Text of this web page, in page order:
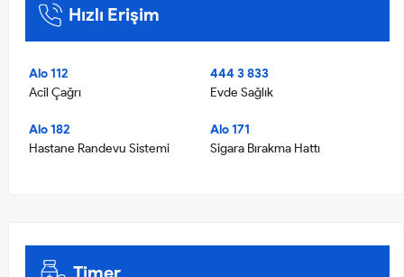
Hızlı Erişim
Alo 112
Acil Çağrı
444 3 833
Evde Sağlık
Alo 182
Hastane Randevu Sistemi
Alo 171
Sigara Bırakma Hattı